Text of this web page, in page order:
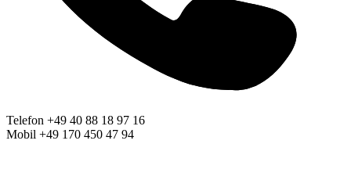
Telefon +49 40 88 18 97 16
Mobil +49 170 450 47 94